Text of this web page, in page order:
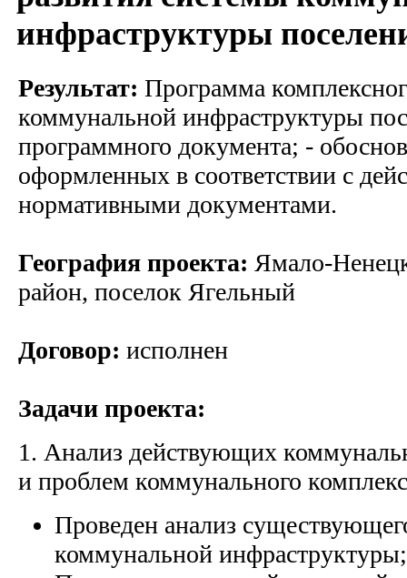
инфраструктуры
Результат: Программа
коммунальной инфраструктуры
программного документа; -
оформленных в соответствии с
нормативными документами.
География проекта: Ямало-
район, поселок Ягельный
Договор: исполнен
Задачи проекта:
1. Анализ действующих
и проблем коммунального
Проведен анализ
коммунальной инфраструктуры;